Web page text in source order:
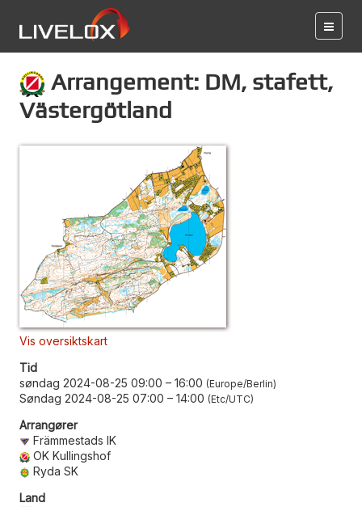
Arrangement: DM, stafett,
Västergötland
Vis oversiktskart
Tid
søndag 2024-08-25 09:00 – 16:00 Europe/Berlin
Søndag 2024-08-25 07:00 – 14:00 Etc/UTC
Arrangører
Främmestads IK
OK Kullingshof
Ryda SK
Land